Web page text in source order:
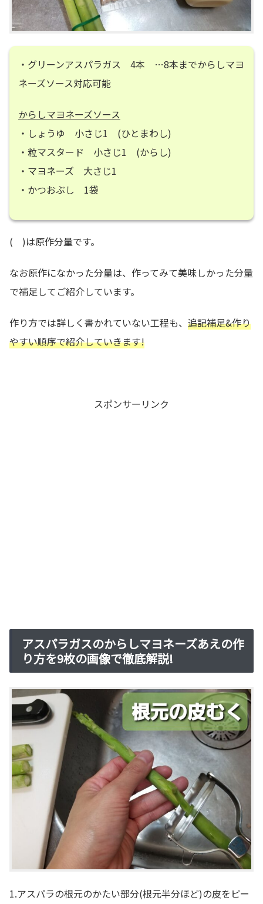
・グリーンアスパラガス 4本 …8本までからしマヨ
ネーズソース対応可能
からしマヨネーズソース
・しょうゆ 小さじ1 (ひとまわし)
・粒マスタード 小さじ1 (からし)
・マヨネーズ 大さじ1
・かつおぶし 1袋
( )は原作分量です。
なお原作になかった分量は、作ってみて美味しかった分量
で補足してご紹介しています。
作り方では詳しく書かれていない工程も、 追記補足&作り
やすい順序で紹介していきます!
スポンサーリンク
アスパラガスのからしマヨネーズあえの作
り方を9枚の画像で徹底解説!
1.アスパラの根元のかたい部分(根元半分ほど)の皮をピー